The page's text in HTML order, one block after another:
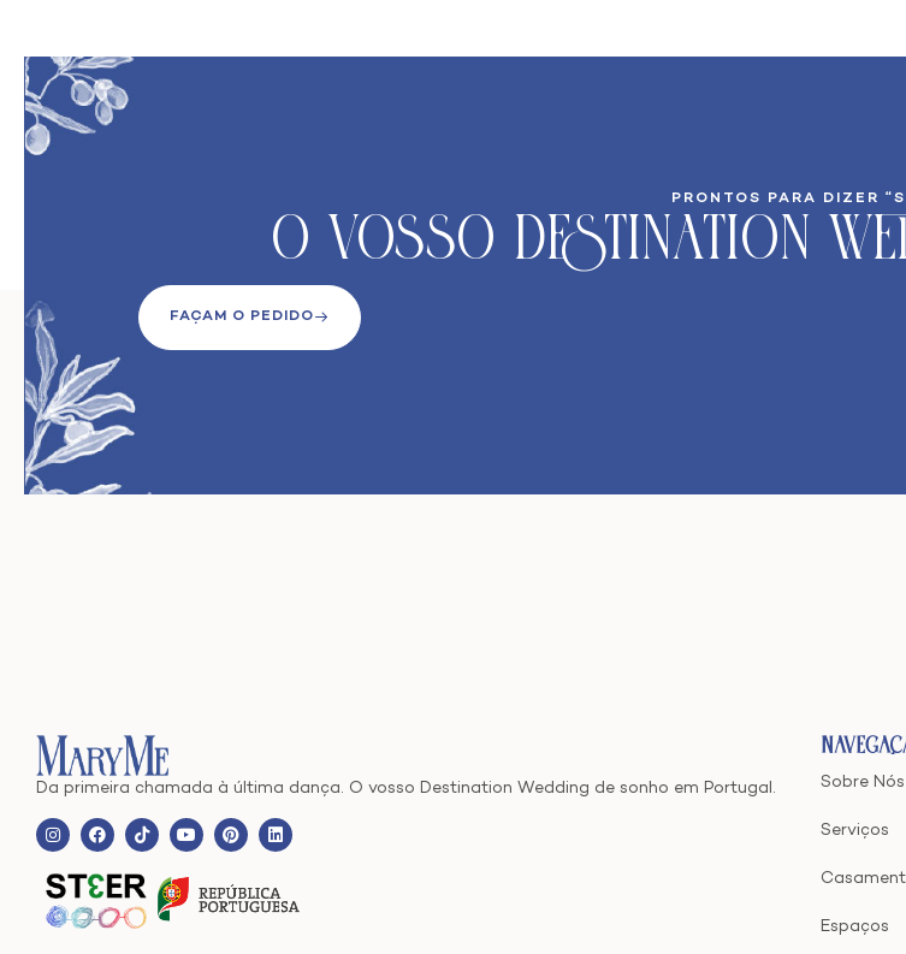
PRONTOS PARA DIZER
O VoSso Destination
FAÇAM O PEDIDO
Da primeira chamada à última dança. O vosso Destination Wedding de sonho em Portugal. Sobre Nós
Serviços
Espaços